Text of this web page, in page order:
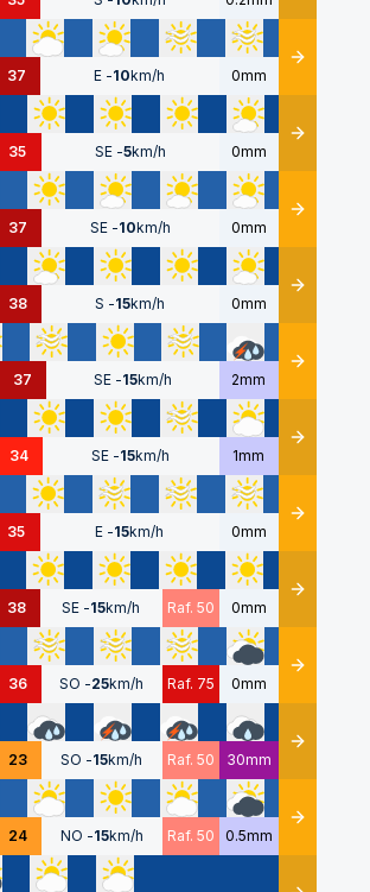
37 E -10km/h 0mm Détails
35 SE -5km/h 0mm Détails
37 SE -10km/h 0mm Détails
38 S -15km/h 0mm Détails
37 SE -15km/h 2mm Détails
34 SE -15km/h 1mm Détails
35 E -15km/h 0mm Détails
38 SE -15km/h Raf. 50 0mm Détails
36 SO -25km/h Raf. 75 0mm Détails
23 SO -15km/h Raf. 50 30mm Détails
24 NO -15km/h Raf. 50 0.5mm Détails